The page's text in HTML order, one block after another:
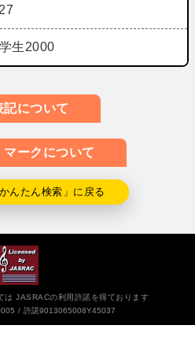
生2000
について
ークについて
んたん検索」に戻る
は JASRACの利用許諾を得ております
許諾9013065008Y45037